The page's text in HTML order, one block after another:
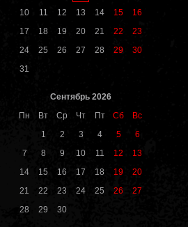
10
11 12 13 14 15
16
17
18 19 20 21 22
23
24
25 26 27 28 29
30
31
Сентябрь 2026
Пн
Вт Ср Чт Пт Сб
Вс
1
2 3 4 5
6
7
8 9 10 11 12
13
14
15 16 17 18 19
20
21
22 23 24 25 26
27
28
29 30